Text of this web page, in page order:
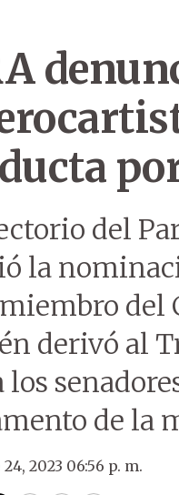
del
la
del
derivó al
los
de la
2023 06:56 p. m.